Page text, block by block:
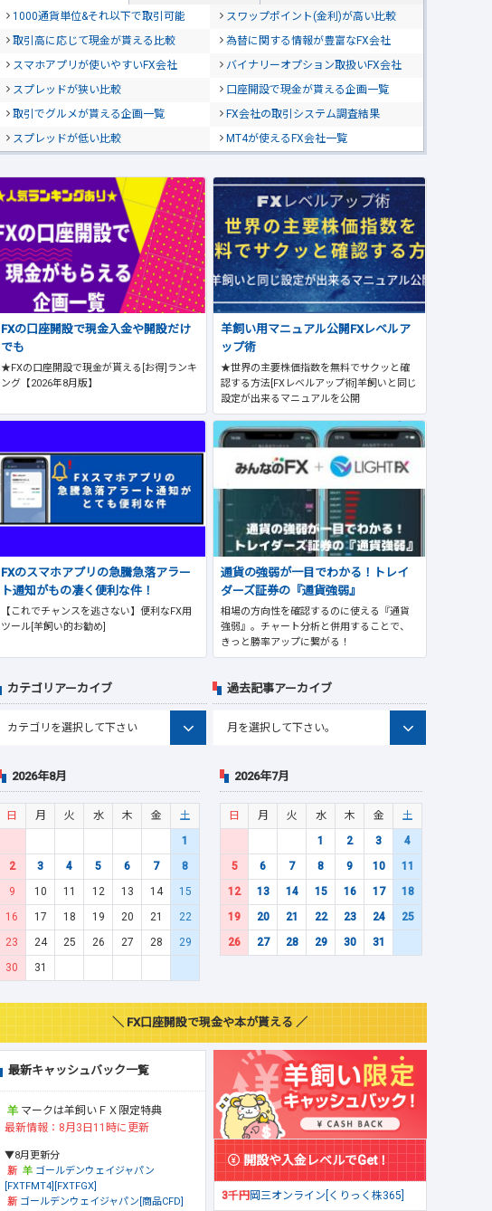
1000通貨単位&それ以下で取引可能
スワップポイント(金利)が高い比較
取引高に応じて現金が貰える比較
為替に関する情報が豊富なFX会社
スマホアプリが使いやすいFX会社
バイナリーオプション取扱いFX会社
スプレッドが狭い比較
口座開設で現金が貰える企画一覧
取引でグルメが貰える企画一覧
FX会社の取引システム調査結果
スプレッドが低い比較
MT4が使えるFX会社一覧
FXの口座開設で現金入金や開設だけ
でも
★FXの口座開設で現金が貰える[お得]ランキ
ング【2026年8月版】
羊飼い用マニュアル公開FXレベルア
ップ術
★世界の主要株価指数を無料でサクッと確
認する方法[FXレベルアップ術]羊飼いと同じ
設定が出来るマニュアルを公開
FXのスマホアプリの急騰急落アラー
ト通知がもの凄く便利な件！
【これでチャンスを逃さない】便利なFX用
ツール[羊飼い的お勧め]
通貨の強弱が一目でわかる！トレイ
ダーズ証券の『通貨強弱』
相場の方向性を確認するのに使える『通貨
強弱』。チャート分析と併用することで、
きっと勝率アップに繋がる！
カテゴリアーカイブ 過去記事アーカイブ
2026年8月
日 月 火 水 木 金
土
1
2
3 4 5 6 7
8
9
10 11 12 13 14
15
16
17 18 19 20 21
22
23
24 25 26 27 28
29
30
31
2026年7月
日 月 火 水 木 金
土
1
2 3
4
5
6 7 8 9 10
11
12
13 14 15 16 17
18
19
20 21 22 23 24
25
26
27 28 29 30 31
＼ FX口座開設で現金や本が貰える ／
最新キャッシュバック一覧
マークは羊飼いＦＸ限定特典
最新情報：8月3日11時に更新
▼8月更新分
ゴールデンウェイジャパン
[FXTFMT4][FXTFGX]
ゴールデンウェイジャパン[商品CFD]
開設や入金レベルでGet！
3千円岡三オンライン[くりっく株365]